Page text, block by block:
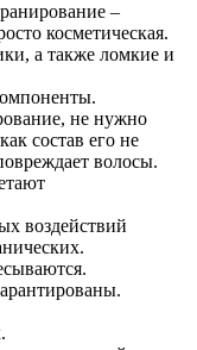
–
косметическая.
а также ломкие и
не нужно
состав его не
волосы.
воздействий